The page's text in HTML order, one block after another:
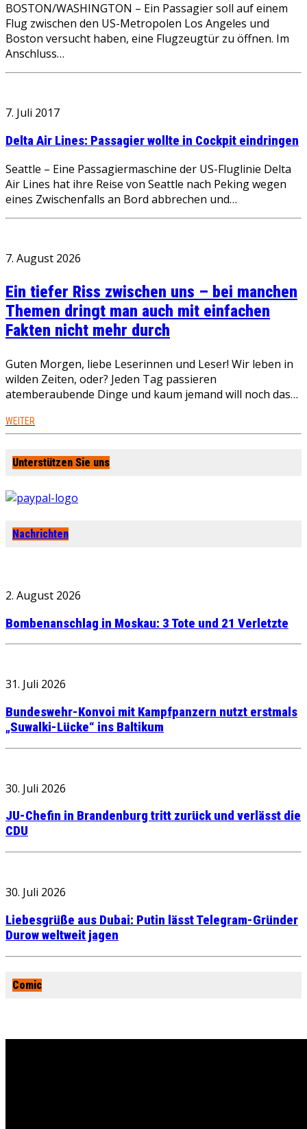
BOSTON/WASHINGTON – Ein Passagier soll auf einem
Flug zwischen den US-Metropolen Los Angeles und
Boston versucht haben, eine Flugzeugtür zu öffnen. Im
Anschluss…
7. Juli 2017
Delta Air Lines: Passagier wollte in Cockpit eindringen
Seattle – Eine Passagiermaschine der US-Fluglinie Delta
Air Lines hat ihre Reise von Seattle nach Peking wegen
eines Zwischenfalls an Bord abbrechen und…
7. August 2026
Ein tiefer Riss zwischen uns – bei manchen
Themen dringt man auch mit einfachen
Fakten nicht mehr durch
Guten Morgen, liebe Leserinnen und Leser! Wir leben in
wilden Zeiten, oder? Jeden Tag passieren
atemberaubende Dinge und kaum jemand will noch das…
WEITER
Unterstützen Sie uns
Nachrichten
2. August 2026
Bombenanschlag in Moskau: 3 Tote und 21 Verletzte
31. Juli 2026
Bundeswehr-Konvoi mit Kampfpanzern nutzt erstmals
„Suwalki-Lücke“ ins Baltikum
30. Juli 2026
JU-Chefin in Brandenburg tritt zurück und verlässt die
CDU
30. Juli 2026
Liebesgrüße aus Dubai: Putin lässt Telegram-Gründer
Durow weltweit jagen
Comic